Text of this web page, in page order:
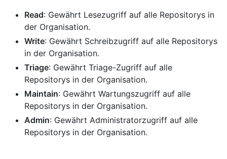
Read: Gewährt Lesezugriff auf alle Repositorys in
der Organisation.
Write: Gewährt Schreibzugriff auf alle Repositorys
in der Organisation.
Triage: Gewährt Triage-Zugriff auf alle
Repositorys in der Organisation.
Maintain: Gewährt Wartungszugriff auf alle
Repositorys in der Organisation.
Admin: Gewährt Administratorzugriff auf alle
Repositorys in der Organisation.